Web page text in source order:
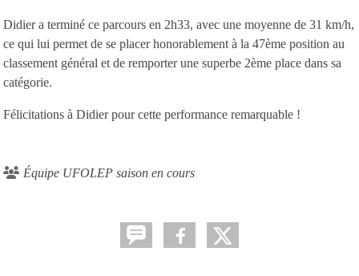
Didier a terminé ce parcours en 2h33, avec une moyenne de 31 km/h,
ce qui lui permet de se placer honorablement à la 47ème position au
classement général et de remporter une superbe 2ème place dans sa
catégorie.
Félicitations à Didier pour cette performance remarquable !
Équipe UFOLEP saison en cours